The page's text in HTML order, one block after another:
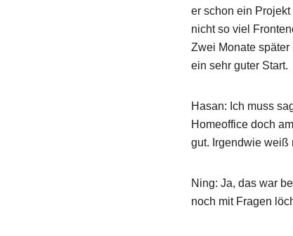
nterrianer
er schon ein
nicht so viel
Zwei Monate
ein sehr guter Start.
Hasan: Ich muss
Homeoffice doch
gut. Irgendwie weiß
Ning: Ja, das war
noch mit Fragen